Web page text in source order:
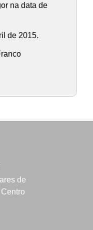
na data de
de 2015.
de